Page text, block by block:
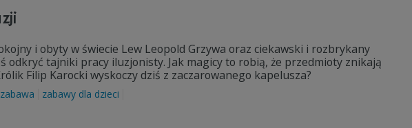
i obyty w świecie Lew Leopold Grzywa oraz ciekawski i rozbrykany
odkryć tajniki pracy iluzjonisty. Jak magicy to robią, że przedmioty znikają
Filip Karocki wyskoczy dziś z zaczarowanego kapelusza?
zabawa zabawy dla dzieci